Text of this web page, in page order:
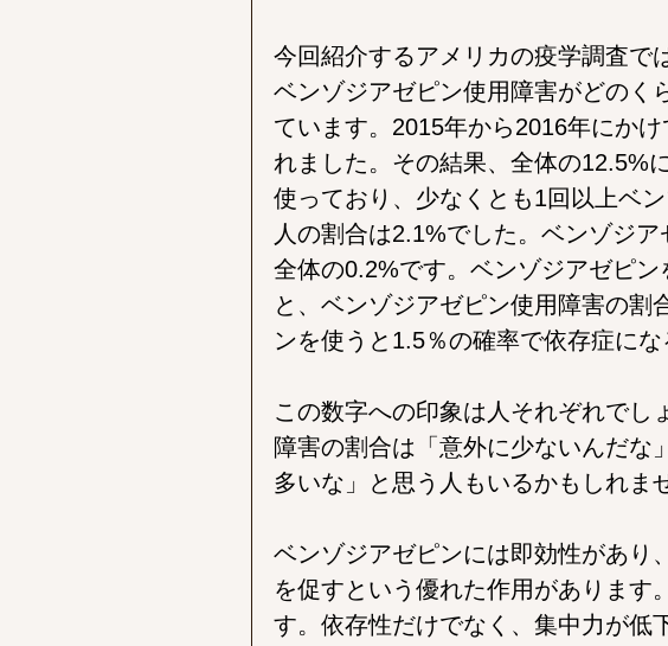
今回紹介するアメリカの疫学調査で
ベンゾジアゼピン使用障害がどのく
ています。2015年から2016年にか
れました。その結果、全体の12.5%
使っており、少なくとも1回以上ベ
人の割合は2.1%でした。ベンゾジ
全体の0.2%です。ベンゾジアゼピ
と、ベンゾジアゼピン使用障害の割
ンを使うと1.5％の確率で依存症にな
この数字への印象は人それぞれでし
障害の割合は「意外に少ないんだな
多いな」と思う人もいるかもしれま
ベンゾジアゼピンには即効性があり
を促すという優れた作用があります
す。依存性だけでなく、集中力が低